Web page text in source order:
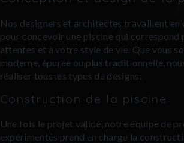
Nos designers et architectes travaillent
pour concevoir une piscine qui correspond
attentes et à votre style de vie. Que vous
moderne, épurée ou plus traditionnelle,
réaliser tous les types de designs.
Construction de la piscine
Une fois le projet validé, notre équipe de
expérimentés prend en charge la